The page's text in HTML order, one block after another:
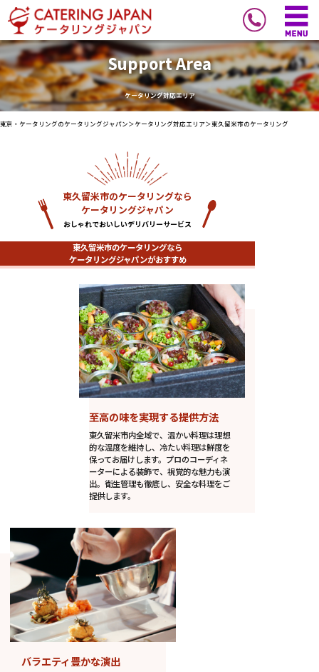
Support Area
ケータリング対応エリア
東京・ケータリングのケータリングジャパン＞ケータリング対応エリア＞東久留米市のケータリング
東久留米市のケータリングなら
ケータリングジャパン
おしゃれでおいしいデリバリーサービス
東久留米市のケータリングなら
ケータリングジャパンがおすすめ
至高の味を実現する提供方法
東久留米市内全域で、温かい料理は理想
的な温度を維持し、冷たい料理は鮮度を
保ってお届けします。プロのコーディネ
ーターによる装飾で、視覚的な魅力も演
出。衛生管理も徹底し、安全な料理をご
提供します。
バラエティ豊かな演出